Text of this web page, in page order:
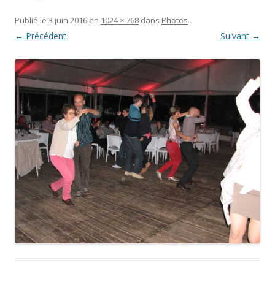
Publié le 3 juin 2016 en 1024 × 768 dans Photos.
← Précédent Suivant →